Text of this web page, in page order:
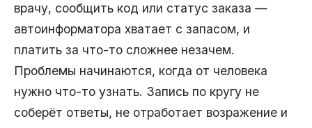
врачу, сообщить код или статус заказа —
автоинформатора хватает с запасом, и
платить за что-то сложнее незачем.
Проблемы начинаются, когда от человека
нужно что-то узнать. Запись по кругу не
соберёт ответы, не отработает возражение и